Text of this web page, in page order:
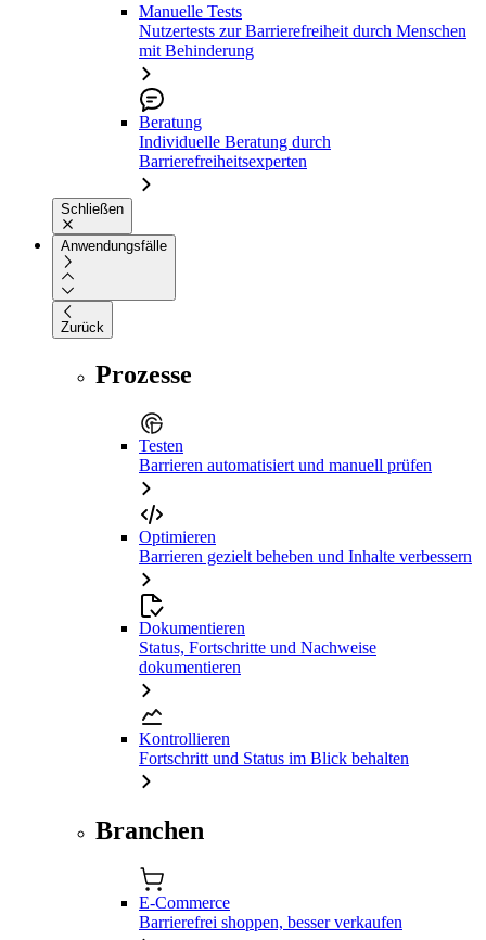
Manuelle Tests
Nutzertests zur Barrierefreiheit durch Menschen
mit Behinderung
Beratung
Individuelle Beratung durch
Barrierefreiheitsexperten
Schließen
Anwendungsfälle
Zurück
Prozesse
Testen
Barrieren automatisiert und manuell prüfen
Optimieren
Barrieren gezielt beheben und Inhalte verbessern
Dokumentieren
Status, Fortschritte und Nachweise
dokumentieren
Kontrollieren
Fortschritt und Status im Blick behalten
Branchen
E-Commerce
Barrierefrei shoppen, besser verkaufen